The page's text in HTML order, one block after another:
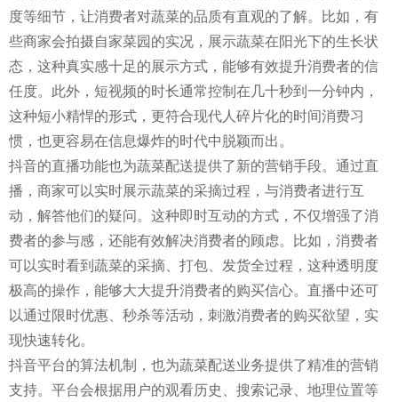
度等细节，让消费者对蔬菜的品质有直观的了解。比如，有
些商家会拍摄自家菜园的实况，展示蔬菜在阳光下的生长状
态，这种真实感十足的展示方式，能够有效提升消费者的信
任度。此外，短视频的时长通常控制在几十秒到一分钟内，
这种短小精悍的形式，更符合现代人碎片化的时间消费习
惯，也更容易在信息爆炸的时代中脱颖而出。
抖音的直播功能也为蔬菜配送提供了新的营销手段。通过直
播，商家可以实时展示蔬菜的采摘过程，与消费者进行互
动，解答他们的疑问。这种即时互动的方式，不仅增强了消
费者的参与感，还能有效解决消费者的顾虑。比如，消费者
可以实时看到蔬菜的采摘、打包、发货全过程，这种透明度
极高的操作，能够大大提升消费者的购买信心。直播中还可
以通过限时优惠、秒杀等活动，刺激消费者的购买欲望，实
现快速转化。
抖音平台的算法机制，也为蔬菜配送业务提供了精准的营销
支持。平台会根据用户的观看历史、搜索记录、地理位置等